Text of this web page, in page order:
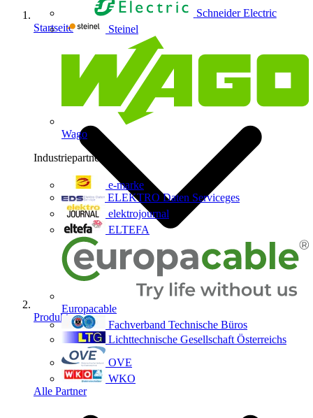
Schneider Electric
Steinel
Wago
Industriepartner
e-marke
ELEKTRO Daten Serviceges
elektrojournal
ELTEFA
Europacable
Fachverband Technische Büros
Lichttechnische Gesellschaft Österreichs
OVE
WKO
Alle Partner
Startseite
Produkte